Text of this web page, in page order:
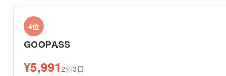
4位
GOOPASS
¥5,9912泊3日